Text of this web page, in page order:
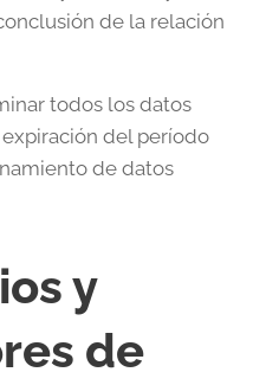
de la relación
todos los datos
del período
de datos
y
de